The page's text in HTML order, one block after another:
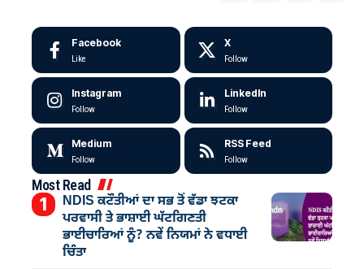
Facebook
Like
X
Follow
Instagram
Follow
LinkedIn
Follow
Medium
Follow
RSS Feed
Follow
Most Read
NDIS ਕਟੌਤੀਆਂ ਦਾ ਸਭ ਤੋਂ ਵੱਡਾ ਝਟਕਾ
ਪਰਵਾਸੀ ਤੇ ਭਾਸ਼ਾਈ ਘੱਟਗਿਣਤੀ
ਭਾਈਚਾਰਿਆਂ ਨੂੰ? ਨਵੇਂ ਨਿਯਮਾਂ ਨੇ ਵਧਾਈ
ਚਿੰਤਾ